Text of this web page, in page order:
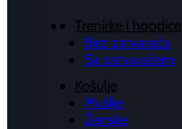
Trenirke i hoodice
Bez zatvarača
Sa zatvaračem
Košulje
Muške
Ženske